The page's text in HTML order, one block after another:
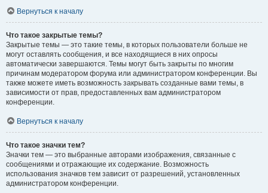
Вернуться к началу
Что такое закрытые темы?
Закрытые темы — это такие темы, в которых пользователи больше не
могут оставлять сообщения, и все находящиеся в них опросы
автоматически завершаются. Темы могут быть закрыты по многим
причинам модератором форума или администратором конференции. Вы
также можете иметь возможность закрывать созданные вами темы, в
зависимости от прав, предоставленных вам администратором
конференции.
Вернуться к началу
Что такое значки тем?
Значки тем — это выбранные авторами изображения, связанные с
сообщениями и отражающие их содержание. Возможность
использования значков тем зависит от разрешений, установленных
администратором конференции.